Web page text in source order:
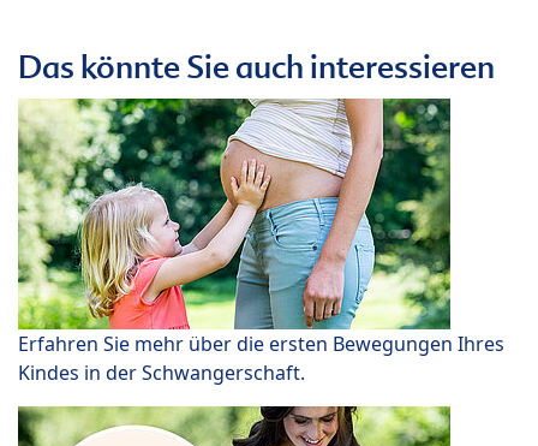
Das könnte Sie auch interessieren
Erfahren Sie mehr über die ersten Bewegungen Ihres
Kindes in der Schwangerschaft.